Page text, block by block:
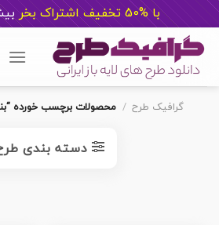
با %50 تخفیف اشتراک بخر ب
content
گرافیک طرح / محصولات برچسب خورده
دسته بندی